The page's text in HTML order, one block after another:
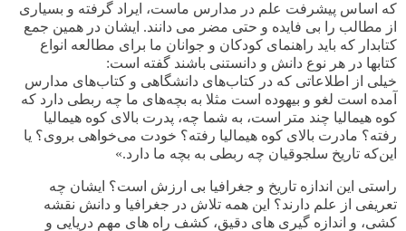
که اساس پیشرفت علم در مدارس ماست، ایراد گرفته و بسیاری
از مطالب را بی فایده و حتی مضر می دانند. ایشان در همین جمع
کتابدار که باید راهنمای کودکان و جوانان ما برای مطالعه انواع
کتابها در هر نوع دانش و دانستنی باشند گفته است:
خیلی از اطلاعاتی که در کتاب‌های دانشگاهی و کتاب‌های مدارس
آمده است لغو و بیهوده است مثلا به بچه‌های ما چه ربطی دارد که
کوه هیمالیا چند متر است، به شما چه، پدرت بالای کوه هیمالیا
رفته؟ مادرت بالای کوه هیمالیا رفته؟ خودت می‌خواهی بروی؟ یا
این‌که تاریخ سلجوقیان چه ربطی به بچه ما دارد.»
راستی این اندازه تاریخ و جغرافیا بی ارزش است؟ ایشان چه
تعریفی از علم دارند؟ این همه تلاش در جغرافیا و دانش نقشه
کشی، و اندازه گیری های دقیق، کشف راه های مهم دریایی و